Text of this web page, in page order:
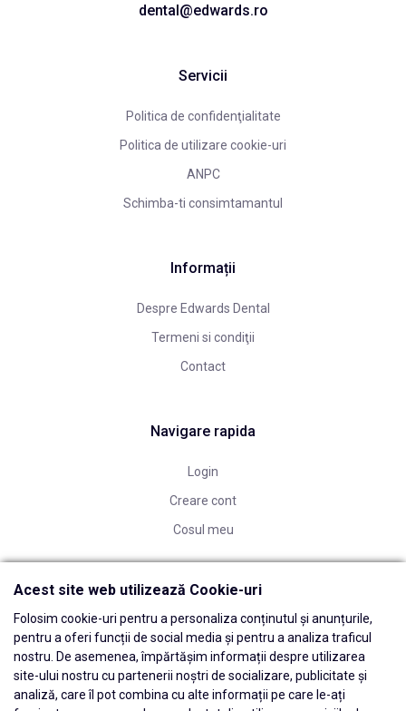
dental@edwards.ro
Servicii
Politica de confidenţialitate
Politica de utilizare cookie-uri
ANPC
Schimba-ti consimtamantul
Informații
Despre Edwards Dental
Termeni si condiţii
Contact
Navigare rapida
Login
Creare cont
Cosul meu
Acest site web utilizează Cookie-uri
Folosim cookie-uri pentru a personaliza conținutul și anunțurile,
pentru a oferi funcții de social media și pentru a analiza traficul
nostru. De asemenea, împărtășim informații despre utilizarea
site-ului nostru cu partenerii noștri de socializare, publicitate și
analiză, care îl pot combina cu alte informații pe care le-ați